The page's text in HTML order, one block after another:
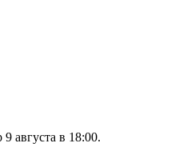
9 августа в 18:00.